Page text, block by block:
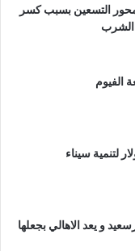
التسعين بسبب كسر
الشرب
الفيوم
و يعد الاهالي بجعلها